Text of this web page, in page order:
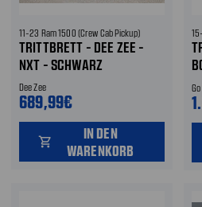
11-23 Ram 1500 (Crew Cab Pickup)
TRITTBRETT - DEE ZEE -
NXT - SCHWARZ
Dee Zee
689,99€
shopping_cart
IN DEN
WARENKORB